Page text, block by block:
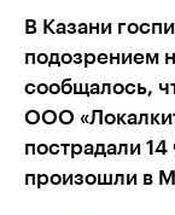
В Казани
подозрением
сообщалось,
ООО
пострадали
произошли в